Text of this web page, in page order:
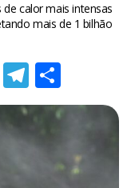
calor mais intensas
mais de 1 bilhão
X